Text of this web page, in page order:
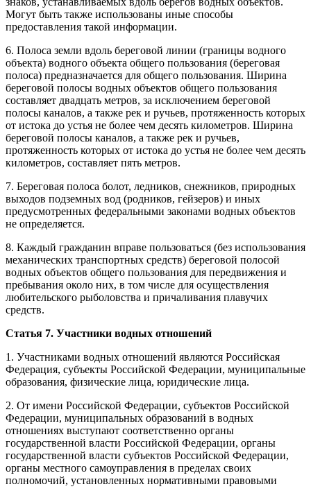
Могут быть также использованы иные способы
предоставления такой информации.
6. Полоса земли вдоль береговой линии (границы водного
объекта) водного объекта общего пользования (береговая
полоса) предназначается для общего пользования. Ширина
береговой полосы водных объектов общего пользования
составляет двадцать метров, за исключением береговой
полосы каналов, а также рек и ручьев, протяженность которых
от истока до устья не более чем десять километров. Ширина
береговой полосы каналов, а также рек и ручьев,
протяженность которых от истока до устья не более чем десять
километров, составляет пять метров.
7. Береговая полоса болот, ледников, снежников, природных
выходов подземных вод (родников, гейзеров) и иных
предусмотренных федеральными законами водных объектов
не определяется.
8. Каждый гражданин вправе пользоваться (без использования
механических транспортных средств) береговой полосой
водных объектов общего пользования для передвижения и
пребывания около них, в том числе для осуществления
любительского рыболовства и причаливания плавучих
средств.
Статья 7. Участники водных отношений
1. Участниками водных отношений являются Российская
Федерация, субъекты Российской Федерации, муниципальные
образования, физические лица, юридические лица.
2. От имени Российской Федерации, субъектов Российской
Федерации, муниципальных образований в водных
отношениях выступают соответственно органы
государственной власти Российской Федерации, органы
государственной власти субъектов Российской Федерации,
органы местного самоуправления в пределах своих
полномочий, установленных нормативными правовыми